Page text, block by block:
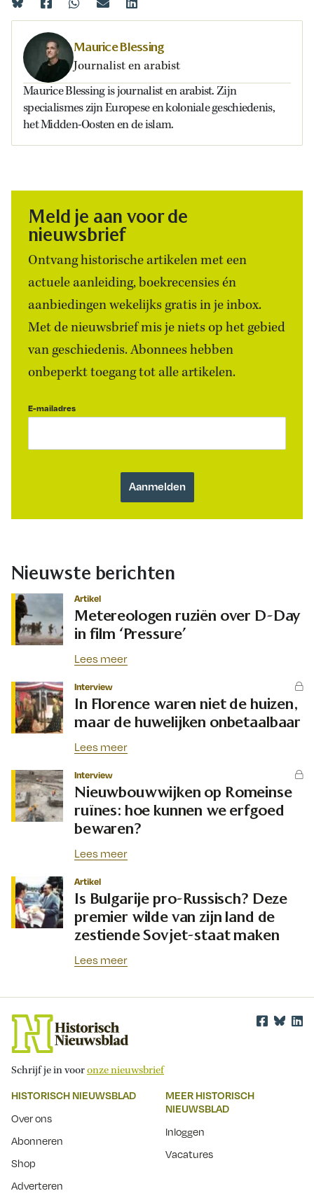
Maurice Blessing
Journalist en arabist
Maurice Blessing is journalist en arabist. Zijn
specialismes zijn Europese en koloniale geschiedenis,
het Midden-Oosten en de islam.
Meld je aan voor de
nieuwsbrief
Ontvang historische artikelen met een
actuele aanleiding, boekrecensies én
aanbiedingen wekelijks gratis in je inbox.
Met de nieuwsbrief mis je niets op het gebied
van geschiedenis. Abonnees hebben
onbeperkt toegang tot alle artikelen.
E-mailadres
Nieuwste berichten
Artikel
Metereologen ruziën over D-Day
in film ‘Pressure’
Lees meer
Interview
In Florence waren niet de huizen,
maar de huwelijken onbetaalbaar
Lees meer
Interview
Nieuwbouwwijken op Romeinse
ruïnes: hoe kunnen we erfgoed
bewaren?
Lees meer
Artikel
Is Bulgarije pro-Russisch? Deze
premier wilde van zijn land de
zestiende Sovjet-staat maken
Lees meer
Schrijf je in vooronze nieuwsbrief
HISTORISCH NIEUWSBLAD
Over ons
Abonneren
Shop
Adverteren
MEER HISTORISCH
NIEUWSBLAD
Inloggen
Vacatures